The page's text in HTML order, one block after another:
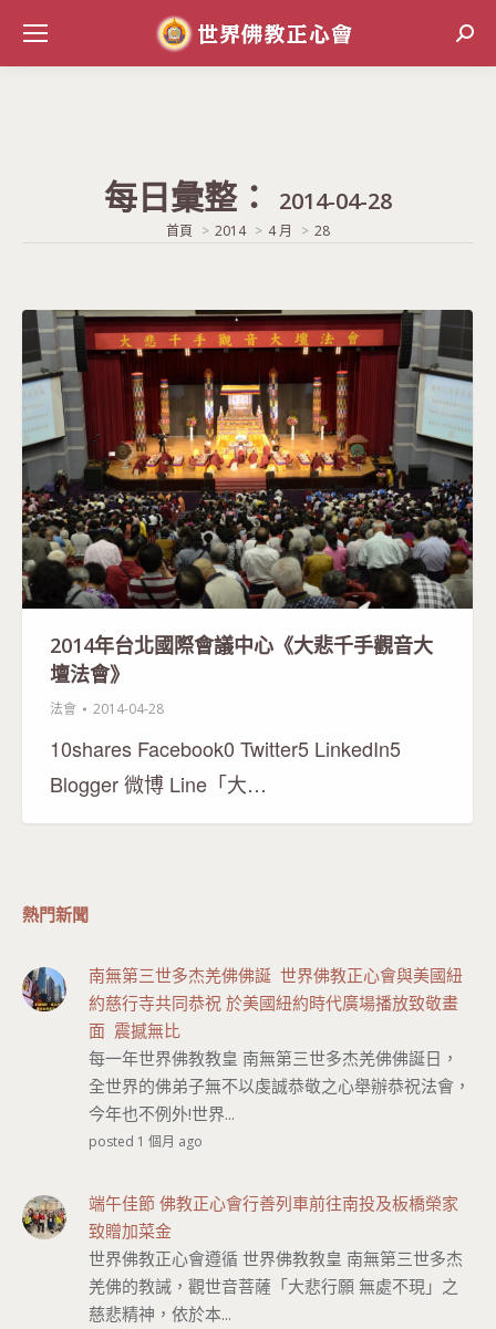
每日彙整： 2014-04-28
當前位置:
首頁 2014 4 月 28
2014年台北國際會議中心《大悲千手觀音大
壇法會》
法會 2014-04-28
10shares Facebook0 Twitter5 LinkedIn5
Blogger 微博 Line「大…
熱門新聞
南無第三世多杰羌佛佛誕 世界佛教正心會與美國紐
約慈行寺共同恭祝 於美國紐約時代廣場播放致敬畫
面 震撼無比
每一年世界佛教教皇 南無第三世多杰羌佛佛誕日，
全世界的佛弟子無不以虔誠恭敬之心舉辦恭祝法會，
今年也不例外!世界...
posted 1 個月 ago
端午佳節 佛教正心會行善列車前往南投及板橋榮家
致贈加菜金
世界佛教正心會遵循 世界佛教教皇 南無第三世多杰
羌佛的教誡，觀世音菩薩「大悲行願 無處不現」之
慈悲精神，依於本...